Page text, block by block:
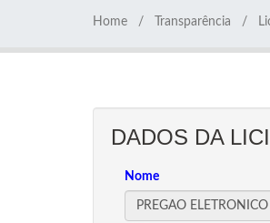
Home Transparência
DADOS DA
Nome